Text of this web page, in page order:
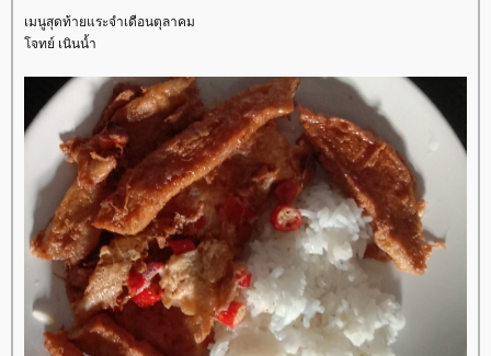
เมนูสุดท้ายแระจำเดือนตุลาคม
จทย์ เนินน้ำ